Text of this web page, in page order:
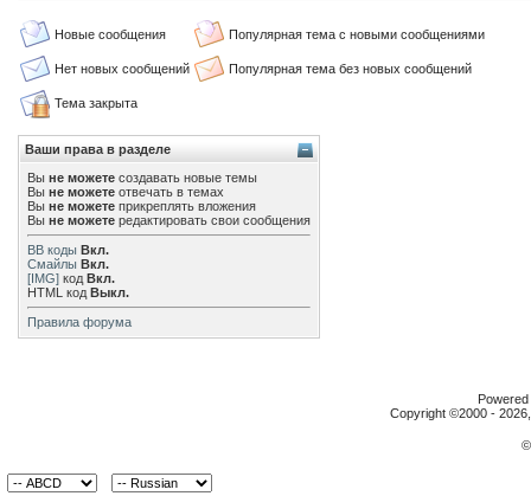
Новые сообщения Популярная тема с новыми сообщениями
Нет новых сообщений Популярная тема без новых сообщений
Тема закрыта
Ваши права в разделе
Вы не можете создавать новые темы
Вы не можете отвечать в темах
Вы не можете прикреплять вложения
Вы не можете редактировать свои сообщения
BB коды Вкл.
Смайлы Вкл.
[IMG] код Вкл.
HTML код Выкл.
Правила форума
Copyright ©2000 -
©